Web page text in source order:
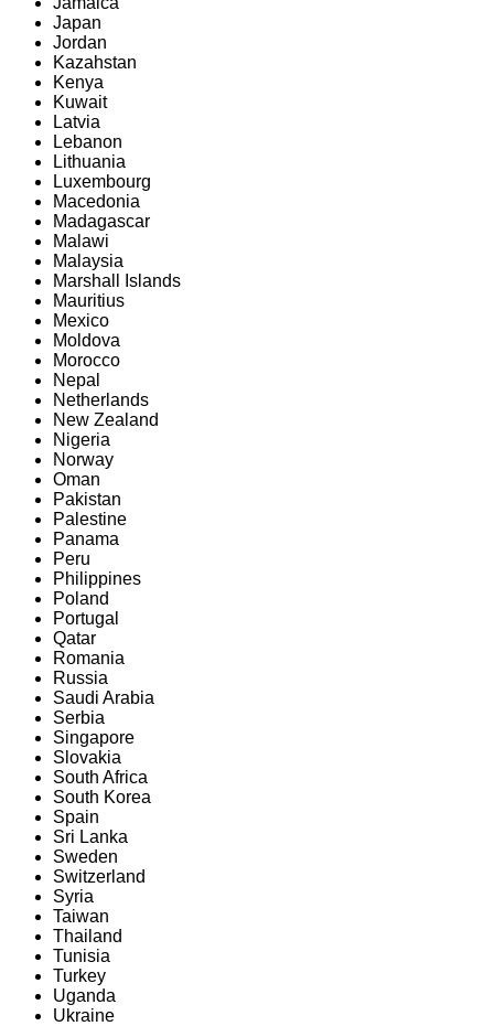
Japan
Jordan
Kazahstan
Kenya
Kuwait
Latvia
Lebanon
Lithuania
Luxembourg
Macedonia
Madagascar
Malawi
Malaysia
Marshall Islands
Mauritius
Mexico
Moldova
Morocco
Nepal
Netherlands
New Zealand
Nigeria
Norway
Oman
Pakistan
Palestine
Panama
Peru
Philippines
Poland
Portugal
Qatar
Romania
Russia
Saudi Arabia
Serbia
Singapore
Slovakia
South Africa
South Korea
Spain
Sri Lanka
Sweden
Switzerland
Syria
Taiwan
Thailand
Tunisia
Turkey
Uganda
Ukraine